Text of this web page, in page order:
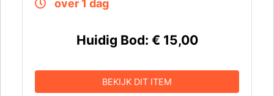
over 1 dag
Huidig Bod: € 15,00
BEKIJK DIT ITEM